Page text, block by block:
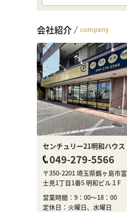
会社紹介 company
センチュリー21明和ハウス
049-279-5566
〒350-2201 埼玉県鶴ヶ島市富
士見1丁目1番5 明和ビル１F
営業時間：9：00～18：00
定休日：火曜日、水曜日